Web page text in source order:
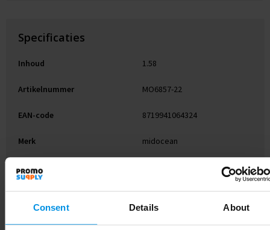
Consent Details About
Specificaties
Inhoud 1.58
Artikelnummer MO6857-22
EAN-code 8719941064324
Merk midocean
Gewicht
Materiaal Tritan